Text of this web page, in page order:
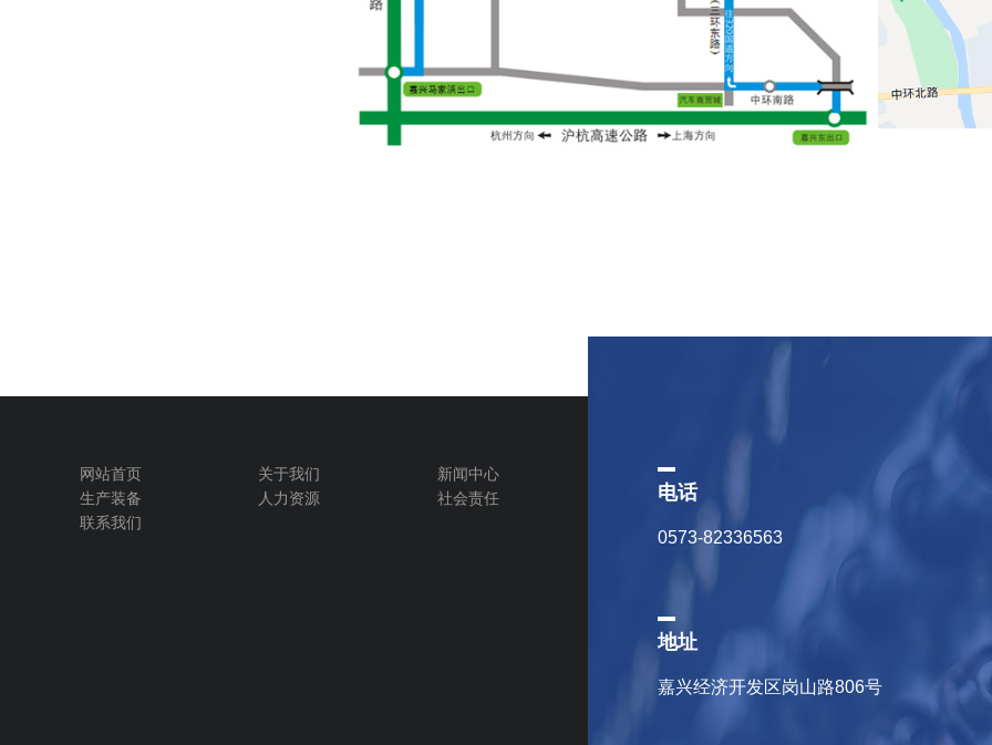
网站首页 关于我们
新闻中心
生产装备
人力资源
社会责任
联系我们
电话
0573-82336563
地址
嘉兴经济开发区岗山路806号